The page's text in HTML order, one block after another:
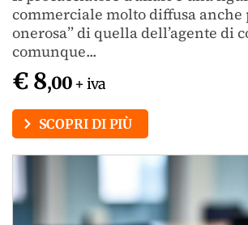
commerciale molto diffusa anche
onerosa” di quella dell’agente di
comunque...
€ 8,00 + iva
SCOPRI DI PIÙ